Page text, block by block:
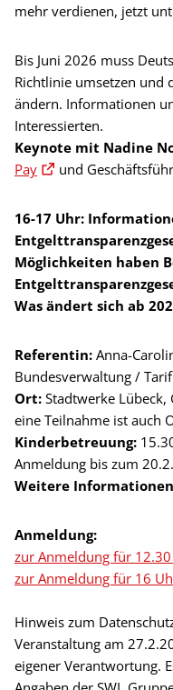
mehr verdienen, jetzt
Bis Juni 2026 muss
Richtlinie umsetzen und
ändern. Informationen
Interessierten.
Keynote mit Nadine
Pay
und
16-17 Uhr:
Möglichkeiten haben
Was ändert sich ab
Referentin: Anna-
Bundesverwaltung /
Ort: Stadtwerke Lübeck,
eine Teilnahme ist auch
Kinderbetreuung:
Anmeldung bis zum
Weitere Informationen
Anmeldung:
zur Anmeldung für
zur Anmeldung für 16
Hinweis zum
Veranstaltung am
eigener Verantwortung.